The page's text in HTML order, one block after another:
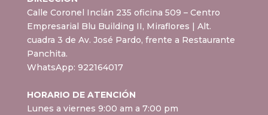
Calle Coronel Inclán 235 oficina 509 – Centro
Empresarial Blu Building II, Miraflores | Alt.
cuadra 3 de Av. José Pardo, frente a Restaurante
Panchita.
WhatsApp: 922164017
HORARIO DE ATENCIÓN
Lunes a viernes 9:00 am a 7:00 pm